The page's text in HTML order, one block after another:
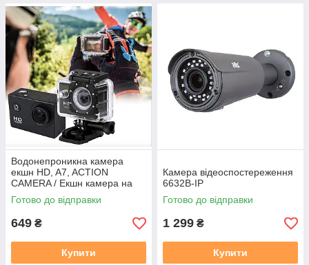
Водонепроникна камера
екшн HD, A7, ACTION
CAMERA / Екшн камера на
шолом з набором кріплень
Готово до відправки
649 ₴
Купити
Камера відеоспостереження
6632B-IP
Готово до відправки
1 299 ₴
Купити